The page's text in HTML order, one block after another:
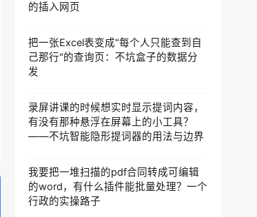
的插入网页
把一张Excel表变成"每个人只能查到自
己那行"的查询页：不坑盒子的数据分
发
录屏讲课的时候想实时显示提词内容，
有没有那种悬浮在屏幕上的小工具？
——不坑智能隐形提词器的用法与边界
我要把一堆扫描的pdf合同转成可编辑
的word，有什么插件能批量处理？一个
行政的实操路子